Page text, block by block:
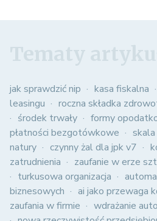
jak sprawdzić nip kasa fiskalna
leasingu
roczna składka
środek trwały
formy
płatności bezgotówkowe
natury
czynny żal dla jpk v7
zatrudnienia
zaufanie w erze
turkusowa organizacja
biznesowych
ai jako przewaga
zaufania w firmie
wdrażanie